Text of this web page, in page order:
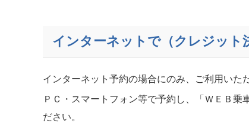
インターネットで（クレジッ
インターネット予約の場合にのみ、ご利用いた
ＰＣ・スマートフォン等で予約し、「ＷＥＢ乗
ださい。